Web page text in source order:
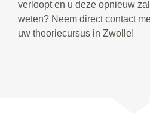
verloopt en u deze opnieuw
weten? Neem direct contact
uw theoriecursus in Zwolle!